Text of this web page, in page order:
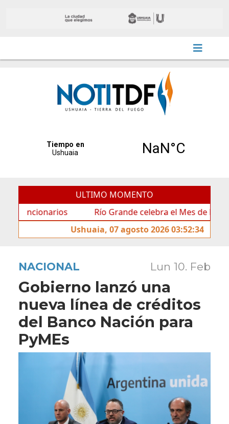
ULTIMO MOMENTO
Río Grande celebra el Mes de las
Ushuaia, 07 agosto 2026 03:52:34
NACIONAL Lun 10. Feb
Gobierno lanzó una
nueva línea de créditos
del Banco Nación para
PyMEs